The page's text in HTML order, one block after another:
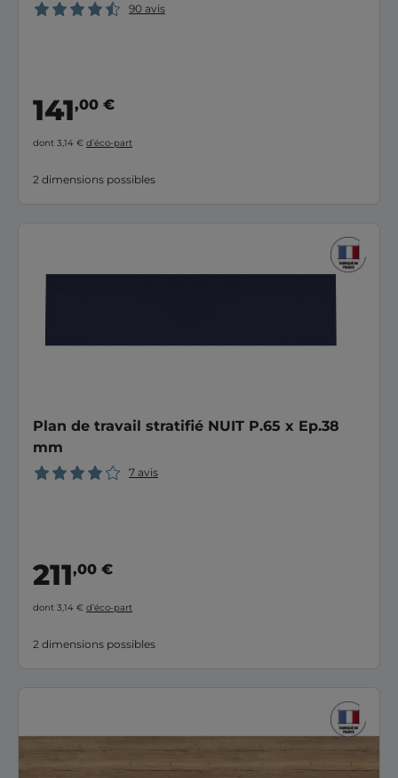
90 avis
141,00 €
dont 3,14 € d’éco-part
2 dimensions possibles
Plan de travail stratifié NUIT P.65 x Ep.38
mm
7 avis
211,00 €
dont 3,14 € d’éco-part
2 dimensions possibles